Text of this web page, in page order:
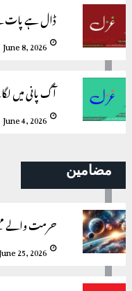
ڈال ہے پات
June 8, 2026
آگ پانی میں
June 4, 2026
مضامین
حرمت والے
25, 2026